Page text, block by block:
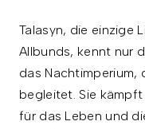
Talasyn, die einzige
Allbunds, kennt nur
das Nachtimperium,
begleitet. Sie
für das Leben und